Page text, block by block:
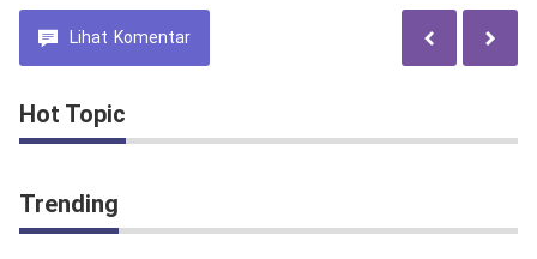
Papua
Lihat Komentar
Hot Topic
Trending